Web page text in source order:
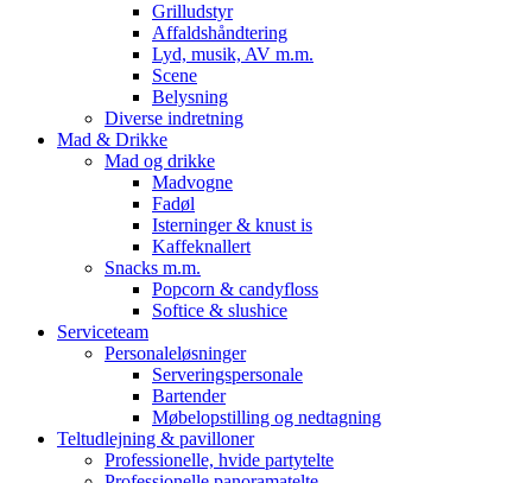
Grilludstyr
Affaldshåndtering
Lyd, musik, AV m.m.
Scene
Belysning
Diverse indretning
Mad & Drikke
Mad og drikke
Madvogne
Fadøl
Isterninger & knust is
Kaffeknallert
Snacks m.m.
Popcorn & candyfloss
Softice & slushice
Serviceteam
Personaleløsninger
Serveringspersonale
Bartender
Møbelopstilling og nedtagning
Teltudlejning & pavilloner
Professionelle, hvide partytelte